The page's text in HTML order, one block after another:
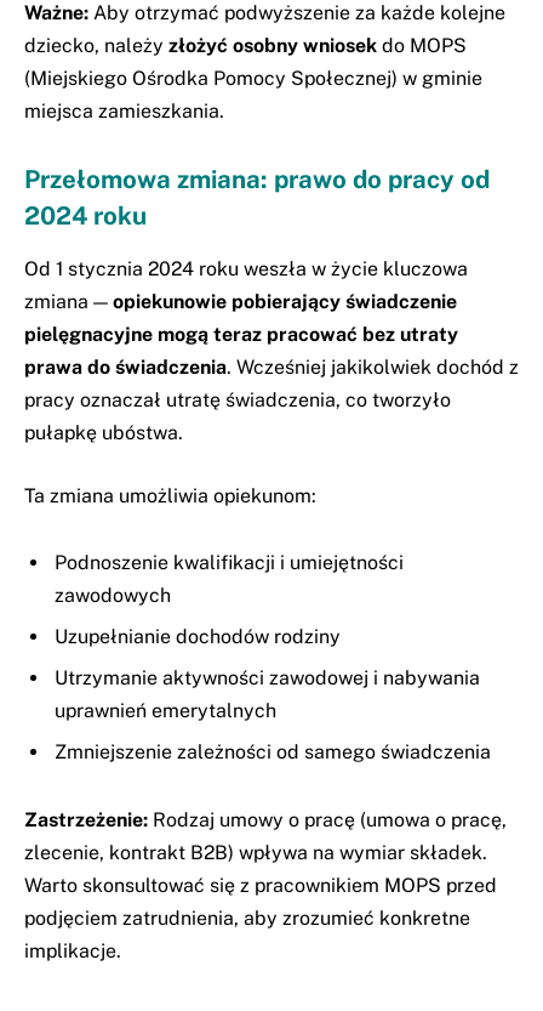
Ważne: Aby otrzymać podwyższenie za każde kolejne
dziecko, należy złożyć osobny wniosek do MOPS
(Miejskiego Ośrodka Pomocy Społecznej) w gminie
miejsca zamieszkania.
Przełomowa zmiana: prawo do pracy od
2024 roku
Od 1 stycznia 2024 roku weszła w życie kluczowa
zmiana — opiekunowie pobierający świadczenie
pielęgnacyjne mogą teraz pracować bez utraty
prawa do świadczenia. Wcześniej jakikolwiek dochód z
pracy oznaczał utratę świadczenia, co tworzyło
pułapkę ubóstwa.
Ta zmiana umożliwia opiekunom:
Podnoszenie kwalifikacji i umiejętności
zawodowych
Uzupełnianie dochodów rodziny
Utrzymanie aktywności zawodowej i nabywania
uprawnień emerytalnych
Zmniejszenie zależności od samego świadczenia
Zastrzeżenie: Rodzaj umowy o pracę (umowa o pracę,
zlecenie, kontrakt B2B) wpływa na wymiar składek.
Warto skonsultować się z pracownikiem MOPS przed
podjęciem zatrudnienia, aby zrozumieć konkretne
implikacje.